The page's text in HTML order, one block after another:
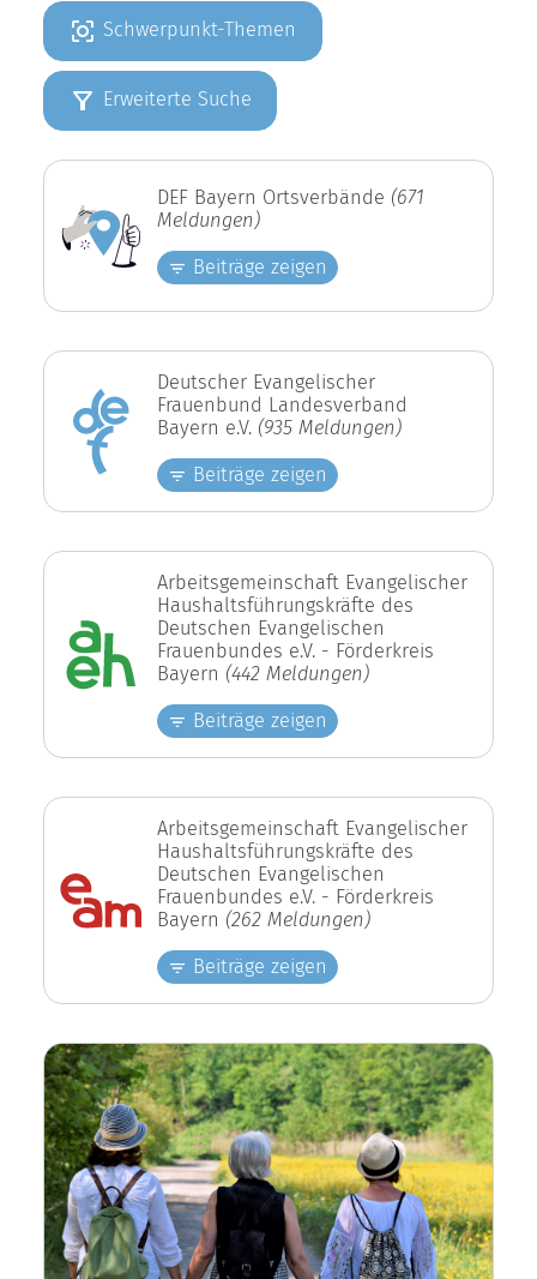
Schwerpunkt-Themen
Erweiterte Suche
DEF Bayern Ortsverbände (671
Meldungen)
Beiträge zeigen
Deutscher Evangelischer
Frauenbund Landesverband
Bayern e.V. (935 Meldungen)
Beiträge zeigen
Arbeitsgemeinschaft Evangelischer
Haushaltsführungskräfte des
Deutschen Evangelischen
Frauenbundes e.V. - Förderkreis
Bayern (442 Meldungen)
Beiträge zeigen
Arbeitsgemeinschaft Evangelischer
Haushaltsführungskräfte des
Deutschen Evangelischen
Frauenbundes e.V. - Förderkreis
Bayern (262 Meldungen)
Beiträge zeigen